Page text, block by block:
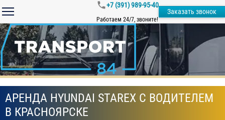
+7 (391) 989-95-40
Работаем 24/7, звоните!
Заказать звонок
АРЕНДА HYUNDAI STAREX С ВОДИТЕЛЕМ
В КРАСНОЯРСКЕ